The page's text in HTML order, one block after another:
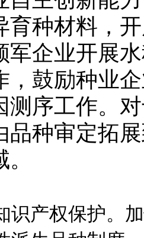
育种材料，
军企业开展
，鼓励种业
测序工作。
品种审定拓
识产权保护。